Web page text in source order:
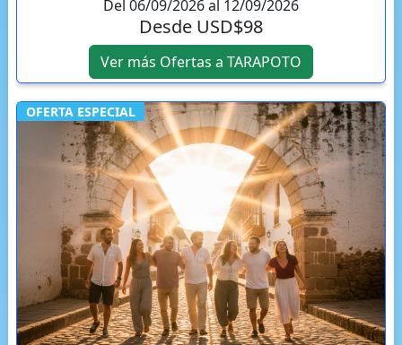
Del 06/09/2026 al 12/09/2026
Desde USD$98
Ver más Ofertas a TARAPOTO
OFERTA ESPECIAL